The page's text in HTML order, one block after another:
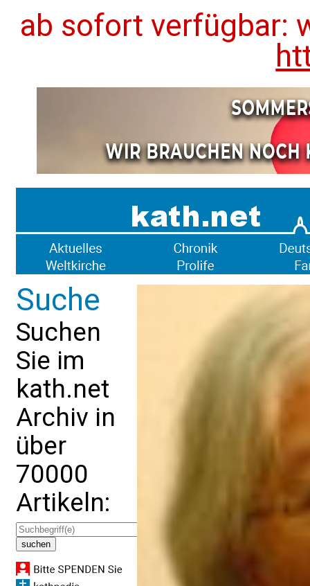
ab sofort verfügbar:
Suche
Suchen
Sie im
kath.net
Archiv in
über
70000
Artikeln: